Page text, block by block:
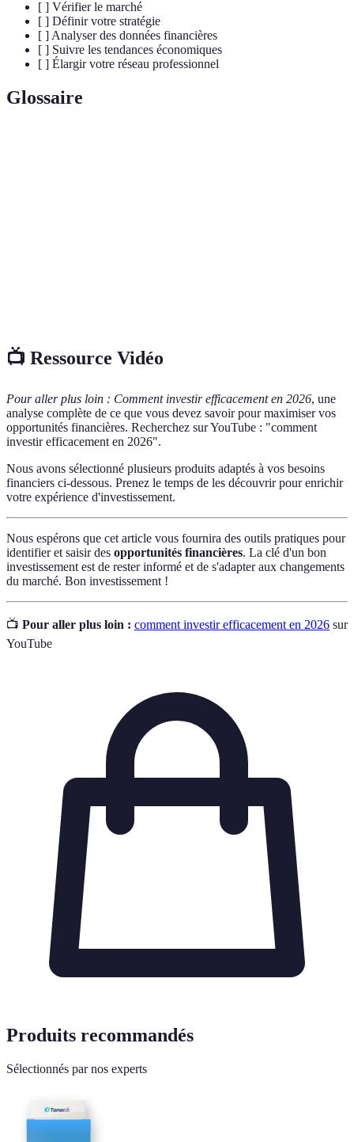
[ ] Vérifier le marché
[ ] Définir votre stratégie
[ ] Analyser des données financières
[ ] Suivre les tendances économiques
[ ] Élargir votre réseau professionnel
Glossaire
📺 Ressource Vidéo
Pour aller plus loin : Comment investir efficacement en 2026, une
analyse complète de ce que vous devez savoir pour maximiser vos
opportunités financières. Recherchez sur YouTube : "comment
investir efficacement en 2026".
Nous avons sélectionné plusieurs produits adaptés à vos besoins
financiers ci-dessous. Prenez le temps de les découvrir pour enrichir
votre expérience d'investissement.
Nous espérons que cet article vous fournira des outils pratiques pour
identifier et saisir des opportunités financières. La clé d'un bon
investissement est de rester informé et de s'adapter aux changements
du marché. Bon investissement !
📺 Pour aller plus loin : comment investir efficacement en 2026 sur
YouTube
Produits recommandés
Sélectionnés par nos experts